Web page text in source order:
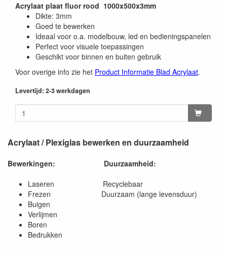
Acrylaat plaat fluor rood 1000x500x3mm
Dikte: 3mm
Goed te bewerken
Ideaal voor o.a. modelbouw, led en bedieningspanelen
Perfect voor visuele toepassingen
Geschikt voor binnen en buiten gebruik
Voor overige info zie het Product Informatie Blad Acrylaat.
Levertijd: 2-3 werkdagen
Acrylaat / Plexiglas bewerken en duurzaamheid
Bewerkingen:
Duurzaamheid:
Laseren Recyclebaar
Frezen Duurzaam (lange levensduur)
Buigen
Verlijmen
Boren
Bedrukken